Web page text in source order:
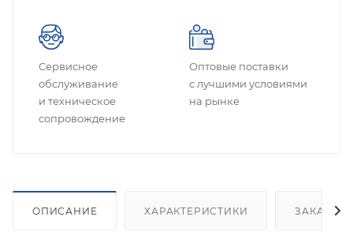
Сервисное
обслуживание
и техническое
сопровождение
Оптовые поставки
с лучшими условиями
на рынке
ОПИСАНИЕ ХАРАКТЕРИСТИКИ